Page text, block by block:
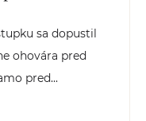
sa dopustil
ohovára pred
pred...